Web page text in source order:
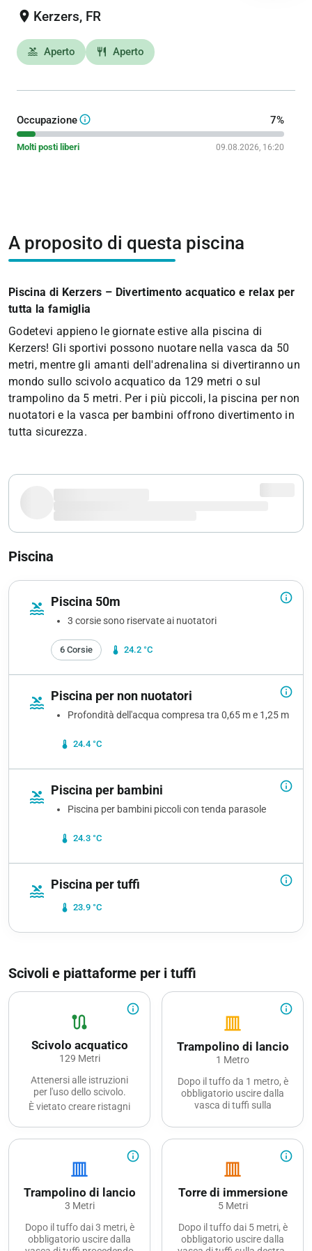
location_on Kerzers, FR
pool Aperto restaurant Aperto
Occupazioneinfo_outline 7%
Molti posti liberi 09.08.2026, 16:20
A proposito di questa piscina
Piscina di Kerzers – Divertimento acquatico e relax per
tutta la famiglia
Godetevi appieno le giornate estive alla piscina di
Kerzers! Gli sportivi possono nuotare nella vasca da 50
metri, mentre gli amanti dell'adrenalina si divertiranno un
mondo sullo scivolo acquatico da 129 metri o sul
trampolino da 5 metri. Per i più piccoli, la piscina per non
nuotatori e la vasca per bambini offrono divertimento in
tutta sicurezza.
Piscina
info_outline
pool Piscina 50m
3 corsie sono riservate ai nuotatori
6 Corsie device_thermostat 24.2 °C
info_outline
pool Piscina per non nuotatori
Profondità dell'acqua compresa tra 0,65 m e 1,25 m
device_thermostat 24.4 °C
info_outline
pool Piscina per bambini
Piscina per bambini piccoli con tenda parasole
device_thermostat 24.3 °C
info_outline
pool Piscina per tuffi
device_thermostat 23.9 °C
Scivoli e piattaforme per i tuffi
info_outline
route
Scivolo acquatico
129 Metri
Attenersi alle istruzioni
per l'uso dello scivolo.
È vietato creare ristagni
gruppo.
scivolo acquatico, è
necessario lasciare
di atterraggio.
È severamente vietato
info_outline
vertical_shades_closed
Trampolino di lancio
1 Metro
Dopo il tuffo da 1 metro, è
obbligatorio uscire dalla
vasca di tuffi sulla
persone con ausili per il
nuoto.
Sostare sotto i trampolini
o nuotare all'indietro sotto
pericolo ed è pertanto
vietato.
info_outline
vertical_shades_closed
Trampolino di lancio
3 Metri
Dopo il tuffo dai 3 metri, è
obbligatorio uscire dalla
info_outline
vertical_shades_closed
Torre di immersione
5 Metri
Dopo il tuffo dai 5 metri, è
obbligatorio uscire dalla